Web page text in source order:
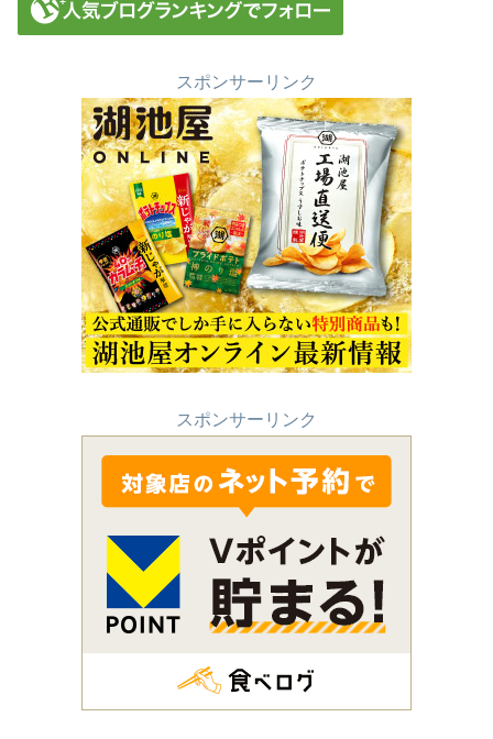
スポンサーリンク
スポンサーリンク